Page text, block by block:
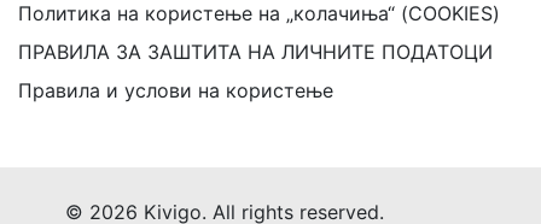
Политика на користење на „колачиња“ (COOKIES)
ПРАВИЛА ЗА ЗАШТИТА НА ЛИЧНИТЕ ПОДАТОЦИ
Правила и услови на користење
© 2026 Kivigo. All rights reserved.